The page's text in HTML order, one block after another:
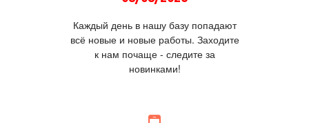
Каждый день в нашу базу попадают
всё новые и новые работы. Заходите
к нам почаще - следите за
новинками!